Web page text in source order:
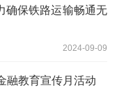
确保铁路运输畅通无
2024-09-09
融教育宣传月活动